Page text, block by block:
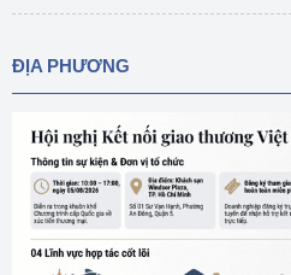
ĐỊA PHƯƠNG